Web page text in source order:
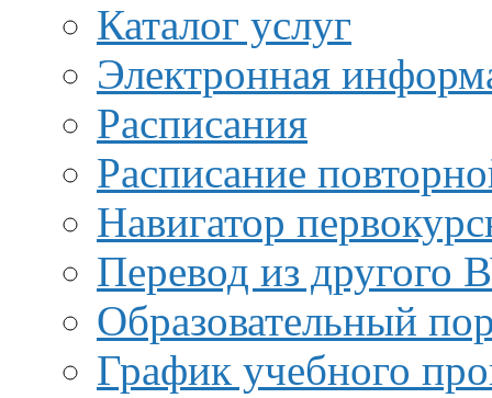
Каталог услуг
Электронная
Расписания
Расписание
Навигатор
Перевод из другого
Образовательный
График учебного